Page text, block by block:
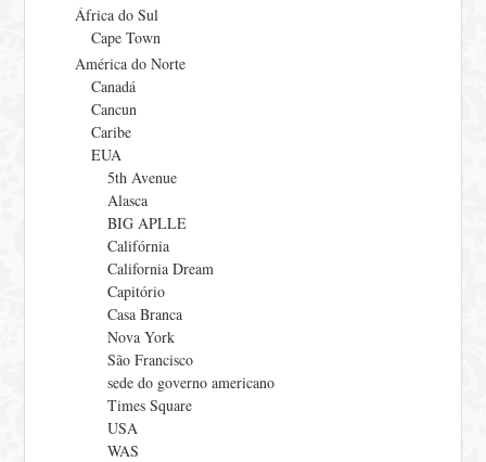
África do Sul
Cape Town
América do Norte
Canadá
Cancun
Caribe
EUA
5th Avenue
Alasca
BIG APLLE
Califórnia
California Dream
Capitório
Casa Branca
Nova York
São Francisco
sede do governo americano
Times Square
USA
WAS